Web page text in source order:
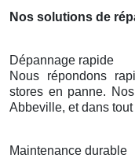
Nos solutions de
Dépannage rapide
Nous répondons
stores en panne.
Abbeville, et dans
Maintenance durable